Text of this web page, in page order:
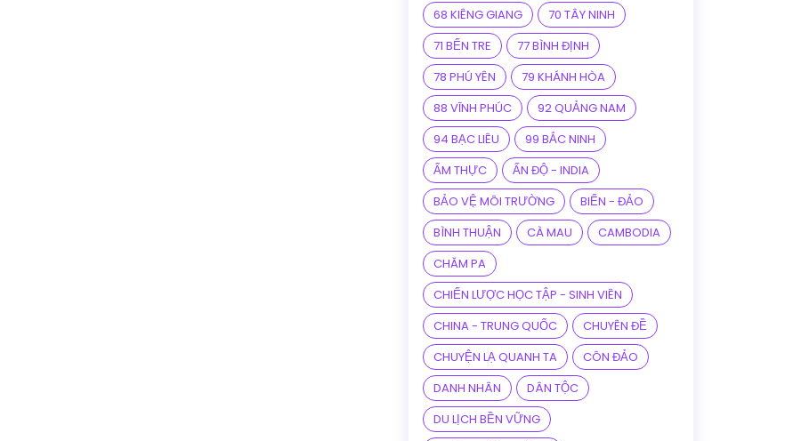
68 KIÊNG GIANG
70 TÂY NINH
71 BẾN TRE
77 BÌNH ĐỊNH
78 PHÚ YÊN
79 KHÁNH HÒA
88 VĨNH PHÚC
92 QUẢNG NAM
94 BẠC LIÊU
99 BẮC NINH
ẨM THỰC
ẤN ĐỘ - INDIA
BẢO VỆ MÔI TRƯỜNG
BIỂN - ĐẢO
BÌNH THUẬN
CÀ MAU
CAMBODIA
CHĂM PA
CHIẾN LƯỢC HỌC TẬP - SINH VIÊN
CHINA - TRUNG QUỐC
CHUYÊN ĐỀ
CHUYỆN LẠ QUANH TA
CÔN ĐẢO
DANH NHÂN
DÂN TỘC
DU LỊCH BỀN VỮNG